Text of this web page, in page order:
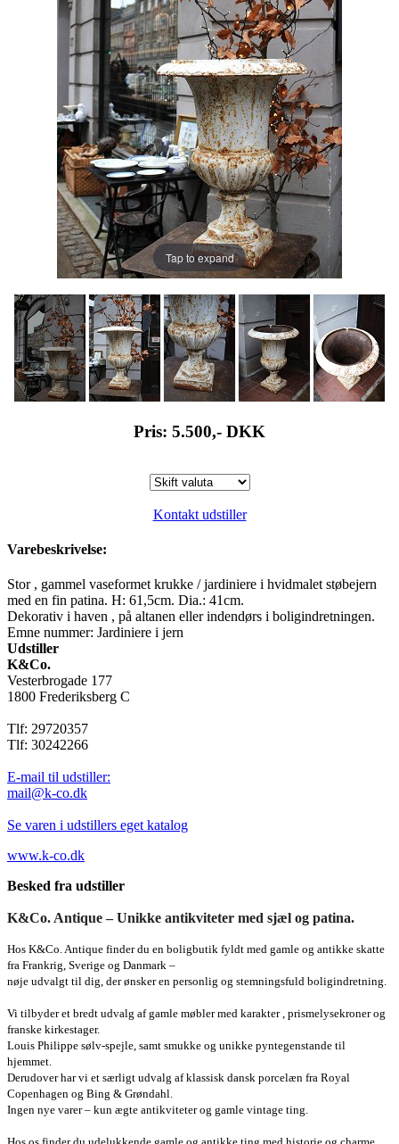
Tap to expand
Pris: 5.500,- DKK
Kontakt udstiller
Varebeskrivelse:
Stor , gammel vaseformet krukke / jardiniere i hvidmalet støbejern
med en fin patina. H: 61,5cm. Dia.: 41cm.
Dekorativ i haven , på altanen eller indendørs i boligindretningen.
Emne nummer: Jardiniere i jern
Udstiller
K&Co.
Vesterbrogade 177
1800 Frederiksberg C
Tlf: 29720357
Tlf: 30242266
E-mail til udstiller:
mail@k-co.dk
Se varen i udstillers eget katalog
www.k-co.dk
Besked fra udstiller
K&Co. Antique – Unikke antikviteter med sjæl og patina.
Hos K&Co. Antique finder du en boligbutik fyldt med gamle og antikke skatte
fra Frankrig, Sverige og Danmark –
nøje udvalgt til dig, der ønsker en personlig og stemningsfuld boligindretning.
Vi tilbyder et bredt udvalg af gamle møbler med karakter , prismelysekroner og
franske kirkestager.
Louis Philippe sølv-spejle, samt smukke og unikke pyntegenstande til
hjemmet.
Derudover har vi et særligt udvalg af klassisk dansk porcelæn fra Royal
Copenhagen og Bing & Grøndahl.
Ingen nye varer – kun ægte antikviteter og gamle vintage ting.